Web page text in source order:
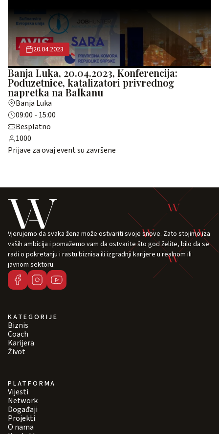
20.04.2023
Banja Luka, 20.04.2023, Konferencija:
Poduzetnice, katalizatori privrednog
napretka na Balkanu
Banja Luka
09:00 - 15:00
Besplatno
1000
Prijave za ovaj event su završene
Vjerujemo da svaka žena može ostvariti svoje snove. Zato stojimo iza
vaših ambicija i pomažemo vam da ostvarite što god želite, bilo da se
radi o pokretanju i rastu biznisa ili izgradnji karijere u realnom ili
javnom sektoru.
KATEGORIJE
Biznis
Coach
Karijera
Život
PLATFORMA
Vijesti
Network
Događaji
Projekti
O nama